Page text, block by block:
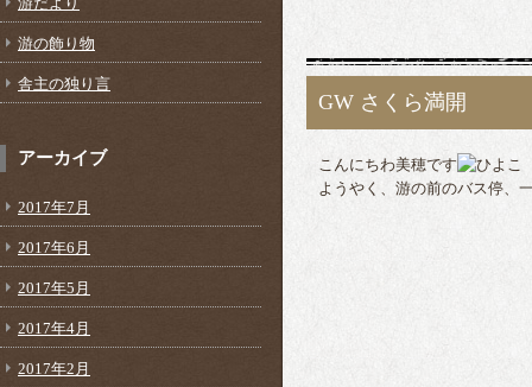
游の飾り物
舎主の独り言
アーカイブ
2017年7月
2017年6月
2017年5月
2017年4月
2017年2月
GW さくら満開
こんにちわ美穂です
ようやく、游の前のバス停、